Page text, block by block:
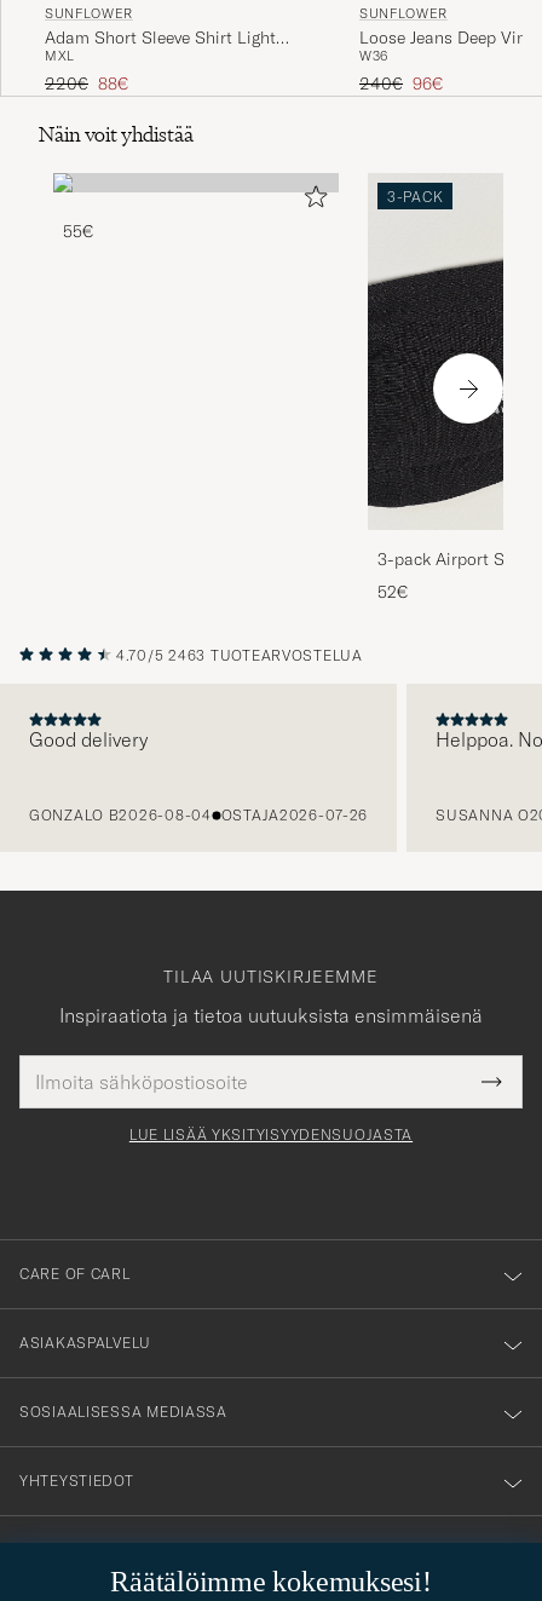
SUNFLOWER
Adam Short Sleeve Shirt Light
Blue Check
MXL
Tavallinen hinta
220€ Alennettu hinta
88€
SUNFLOWER
Loose Jeans Deep
W36
Tavallinen hinta
240€ Alennettu hinta
96€
Näin voit yhdistää
55€
3-PACK
3-pack Airport
Melange
52€
4.70/5 2463 TUOTEARVOSTELUA
Good delivery
GONZALO B2026-08-04 OSTAJA2026-07-26
Helppoa.
SUSANNA O
Räätälöimme kokemuksesi!
TILAA UUTISKIRJEEMME
Inspiraatiota ja tietoa uutuuksista ensimmäisenä
tieto
Tack
för
dig
till
vårt
nyhetsbrev!
LUE LISÄÄ YKSITYISYYDENSUOJASTA
CARE OF CARL
ASIAKASPALVELU
SOSIAALISESSA MEDIASSA
YHTEYSTIEDOT
PUKEUTUMISNEUVONTA